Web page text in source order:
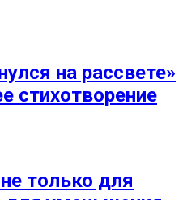
на рассвете»
стихотворение
только для